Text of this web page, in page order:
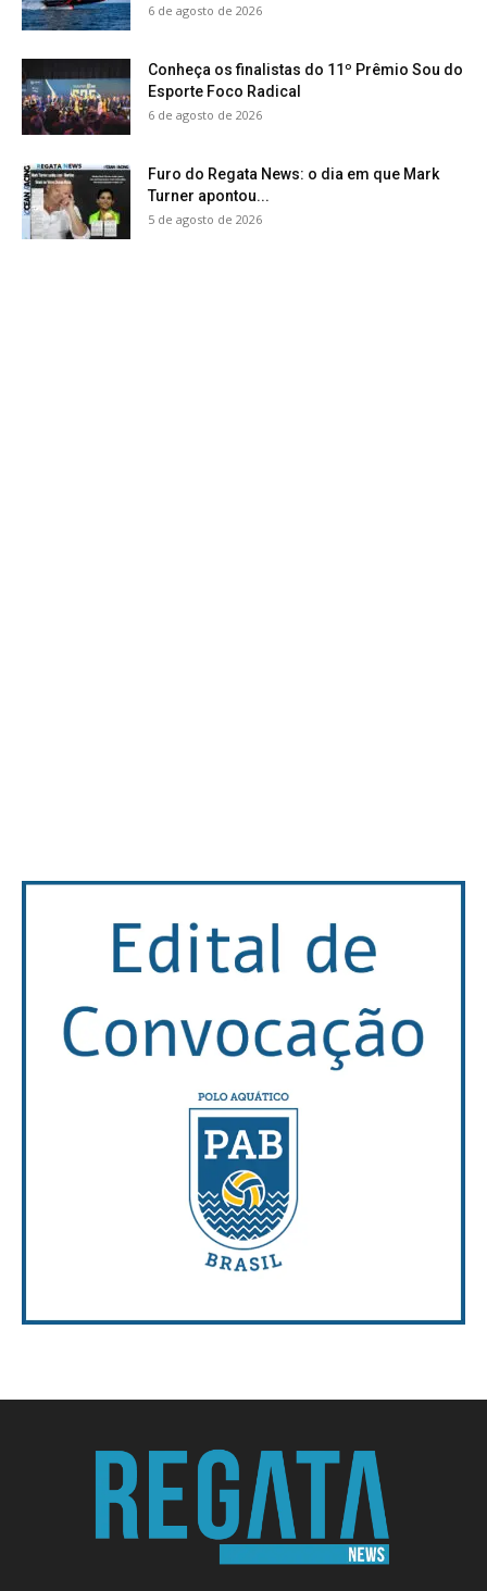
6 de agosto de 2026
Conheça os finalistas do 11º Prêmio Sou do
Esporte Foco Radical
6 de agosto de 2026
Furo do Regata News: o dia em que Mark
Turner apontou...
5 de agosto de 2026